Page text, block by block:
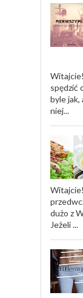
spędzić
byle jak,
niej...
dużo z
Jeżeli ...